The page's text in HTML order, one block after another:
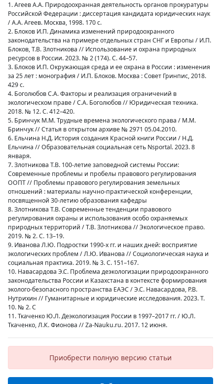
1. Агеев А.А. Природоохранная деятельность органов прокуратуры
Российской Федерации : диссертация кандидата юридических наук
/ А.А. Агеев. Москва, 1998. 170 с.
2. Блоков И.П. Динамика изменений природоохранного
законодательства на примере отдельных стран СНГ и Европы / И.П.
Блоков, Т.В. Злотникова // Использование и охрана природных
ресурсов в России. 2023. № 2 (174). С. 44–57.
3. Блоков И.П. Окружающая среда и ее охрана в России : изменения
за 25 лет : монография / И.П. Блоков. Москва : Совет Гринпис, 2018.
429 с.
4. Боголюбов С.А. Факторы и реализация ограничений в
экологическом праве / С.А. Боголюбов // Юридическая техника.
2018. № 12. С. 412–420.
5. Бринчук М.М. Трудные времена экологического права / М.М.
Бринчук // Статья в открытом архиве № 2971 05.04.2010.
6. Ельчина Н.Д. История создания Красной книги России / Н.Д.
Ельчина // Образовательная социальная сеть Nsportal. 2023. 8
января.
7. Злотникова Т.В. 100-летие заповедной системы России:
Современные проблемы и пробелы правового регулирования
ООПТ // Проблемы правового регулирования земельных
отношений : материалы научно-практической конференции,
посвященной 30-летию образования кафедры
8. Злотникова Т.В. Современные тенденции правового
регулирования охраны и использования особо охраняемых
природных территорий / Т.В. Злотникова // Экологическое право.
2019. № 2. С. 13–19.
9. Иванова Л.Ю. Подростки 1990-х гг. и наших дней: восприятие
экологических проблем / Л.Ю. Иванова // Социологическая наука и
социальная практика. 2019. № 3. С. 151–167.
10. Навасардова Э.С. Проблема деэкологизации природоохранного
законодательства России и Казахстана в контексте формирования
эколого-безопасного пространства ЕАЭС / Э.С. Навасардова, Р.В.
Нутрихин // Гуманитарные и юридические исследования. 2023. Т.
10. № 2. С
11. Ткаченко Ю.Л. Деэкологизация России в 1997–2017 гг. / Ю.Л.
Ткаченко, Л.К. Фионова // Za-Nauku.ru. 2017. 12 июня.
Приобрести полную версию статьи